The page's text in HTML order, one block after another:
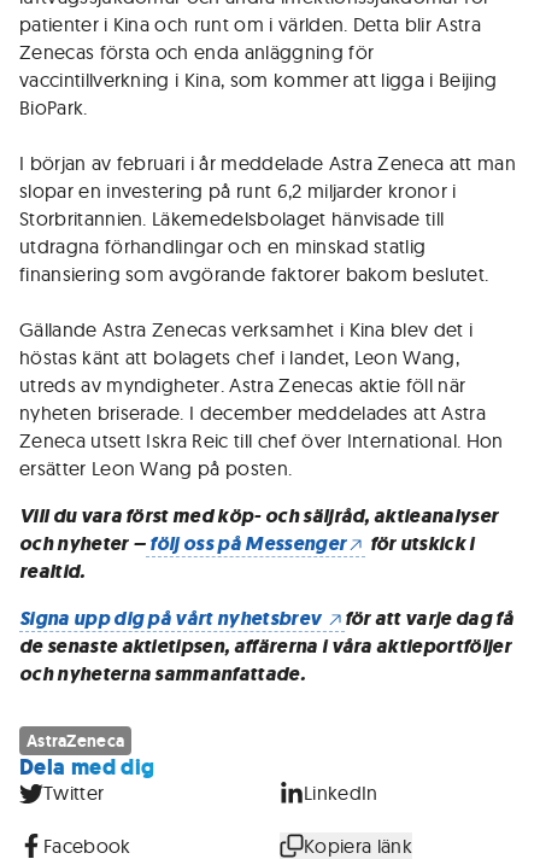
patienter i Kina och runt om i världen. Detta blir Astra
Zenecas första och enda anläggning för
vaccintillverkning i Kina, som kommer att ligga i Beijing
BioPark.
I början av februari i år meddelade Astra Zeneca att man
slopar en investering på runt 6,2 miljarder kronor i
Storbritannien. Läkemedelsbolaget hänvisade till
utdragna förhandlingar och en minskad statlig
finansiering som avgörande faktorer bakom beslutet.
Gällande Astra Zenecas verksamhet i Kina blev det i
höstas känt att bolagets chef i landet, Leon Wang,
utreds av myndigheter. Astra Zenecas aktie föll när
nyheten briserade. I december meddelades att Astra
Zeneca utsett Iskra Reic till chef över International. Hon
ersätter Leon Wang på posten.
Vill du vara först med köp- och säljråd, aktieanalyser
och nyheter –följ oss på Messenger
för utskick i
realtid.
Signa upp dig på vårt nyhetsbrev
för att varje dag få
de senaste aktietipsen, affärerna i våra aktieportföljer
och nyheterna sammanfattade.
AstraZeneca
Dela med dig
Twitter LinkedIn
Facebook Kopiera länk